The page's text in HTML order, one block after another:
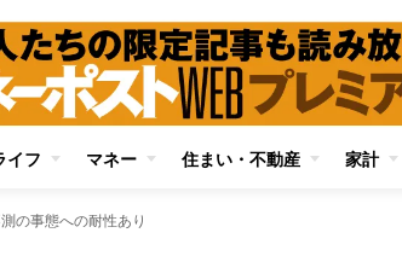
イフ マネー 住まい・不動産 家計
の事態への耐性あり